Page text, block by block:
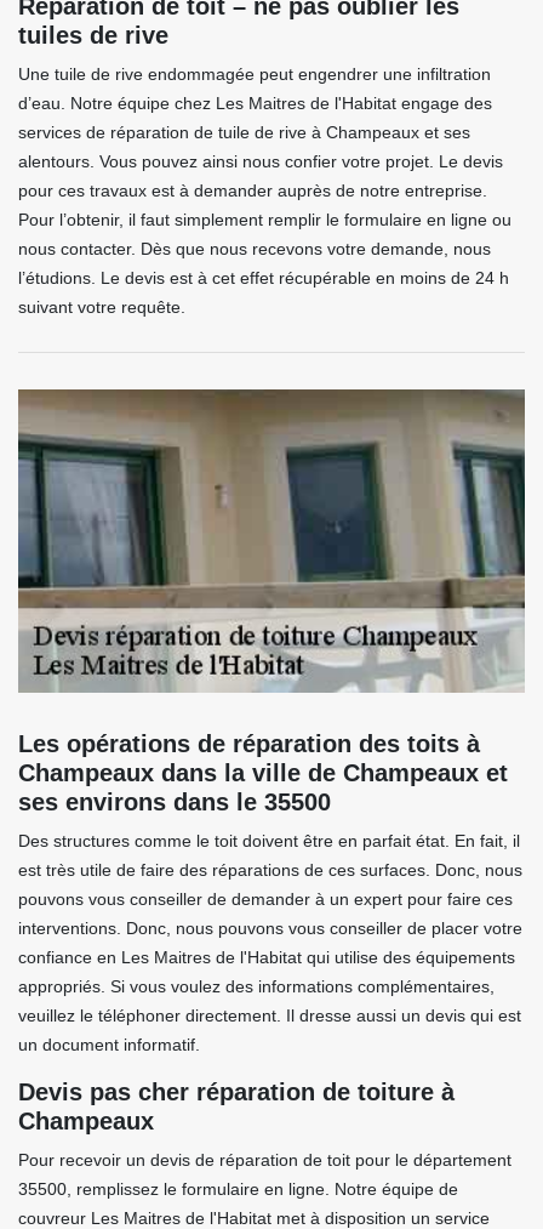
Réparation de toit – ne pas oublier les
tuiles de rive
Une tuile de rive endommagée peut engendrer une infiltration
d’eau. Notre équipe chez Les Maitres de l'Habitat engage des
services de réparation de tuile de rive à Champeaux et ses
alentours. Vous pouvez ainsi nous confier votre projet. Le devis
pour ces travaux est à demander auprès de notre entreprise.
Pour l’obtenir, il faut simplement remplir le formulaire en ligne ou
nous contacter. Dès que nous recevons votre demande, nous
l’étudions. Le devis est à cet effet récupérable en moins de 24 h
suivant votre requête.
Les opérations de réparation des toits à
Champeaux dans la ville de Champeaux et
ses environs dans le 35500
Des structures comme le toit doivent être en parfait état. En fait, il
est très utile de faire des réparations de ces surfaces. Donc, nous
pouvons vous conseiller de demander à un expert pour faire ces
interventions. Donc, nous pouvons vous conseiller de placer votre
confiance en Les Maitres de l'Habitat qui utilise des équipements
appropriés. Si vous voulez des informations complémentaires,
veuillez le téléphoner directement. Il dresse aussi un devis qui est
un document informatif.
Devis pas cher réparation de toiture à
Champeaux
Pour recevoir un devis de réparation de toit pour le département
35500, remplissez le formulaire en ligne. Notre équipe de
couvreur Les Maitres de l'Habitat met à disposition un service